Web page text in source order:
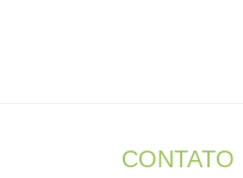
CONTATO